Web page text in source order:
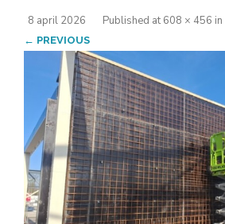
Published
8 april 2026 at 608 × 456 in
← PREVIOUS